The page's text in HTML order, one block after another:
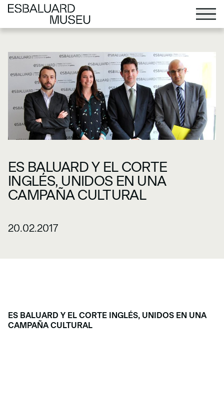
ES BALUARD Y EL CORTE
INGLÉS, UNIDOS EN UNA
CAMPAÑA CULTURAL
20.02.2017
ES BALUARD Y EL CORTE INGLÉS, UNIDOS EN UNA
CAMPAÑA CULTURAL